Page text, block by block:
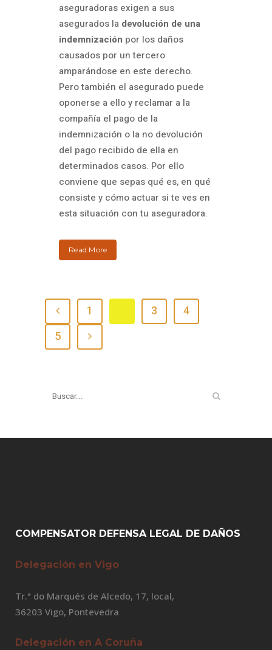
aseguradoras exigen a sus
asegurados la devolución de una
indemnización por los daños
causados por un tercero
amparándose en este derecho.
Pero también el asegurado puede
oponerse a ello y reclamar a la
compañía el pago de la
indemnización o la no devolución
del pago recibido de ella en
determinados casos. Por ello
conviene que sepas qué es, en qué
consiste y cómo actuar si te ves en
esta situación con tu aseguradora.
Read More
1 3
4
5
COMPENSATOR DEFENSA LEGAL DE DAÑOS
Delegación en Vigo
Tr.ª do Marqués de Alcedo, 17, local,
36203 Vigo, Pontevedra
Delegación en A Coruña